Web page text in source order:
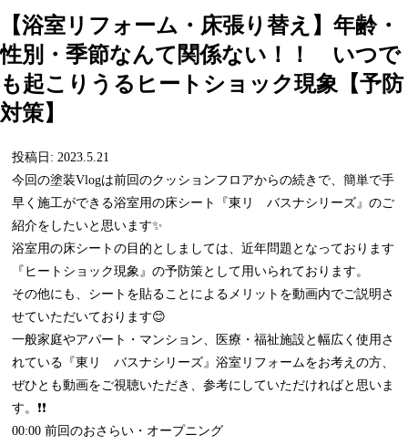
【浴室リフォーム・床張り替え】年齢・
性別・季節なんて関係ない！！ いつで
も起こりうるヒートショック現象【予防
対策】
投稿日: 2023.5.21
今回の塗装Vlogは前回のクッションフロアからの続きで、簡単で手
早く施工ができる浴室用の床シート『東リ バスナシリーズ』のご
紹介をしたいと思います✨
浴室用の床シートの目的としましては、近年問題となっております
『ヒートショック現象』の予防策として用いられております。
その他にも、シートを貼ることによるメリットを動画内でご説明さ
せていただいております😊
一般家庭やアパート・マンション、医療・福祉施設と幅広く使用さ
れている『東リ バスナシリーズ』浴室リフォームをお考えの方、
ぜひとも動画をご視聴いただき、参考にしていただければと思いま
す。❗❗
00:00 前回のおさらい・オープニング